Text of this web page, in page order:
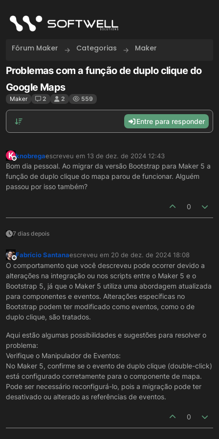
Fórum Maker Categorias Maker
Problemas com a função de duplo clique do
Google Maps
Maker 2 2 559
Entre para responder
K
Offline
knobregaescreveu em 13 de dez. de 2024 12:43
última edição por
Bom dia pessoal. Ao migrar da versão Bootstrap para Maker 5 a
função de duplo clique do mapa parou de funcionar. Alguém
passou por isso também?
0
7 dias depois
Offline
Fabrício Santanaescreveu em 20 de dez. de 2024 18:08
última edição por
O comportamento que você descreveu pode ocorrer devido a
alterações na integração ou nos scripts entre o Maker 5 e o
Bootstrap 5, já que o Maker 5 utiliza uma abordagem atualizada
para componentes e eventos. Alterações específicas no
Bootstrap podem ter modificado como eventos, como o de
duplo clique, são tratados.
Aqui estão algumas possibilidades e sugestões para resolver o
problema:
Verifique o Manipulador de Eventos:
No Maker 5, confirme se o evento de duplo clique (double-click)
está configurado corretamente para o componente de mapa.
Pode ser necessário reconfigurá-lo, pois a migração pode ter
desativado ou alterado as referências de eventos.
0